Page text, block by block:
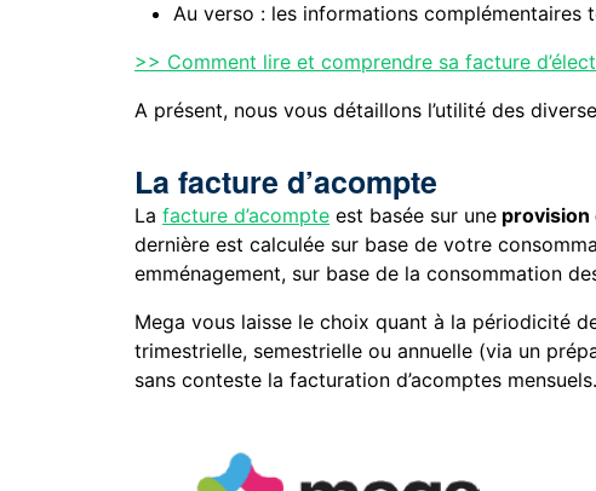
Au verso : les informations complémentaires
>> Comment lire et comprendre sa facture
A présent, nous vous détaillons l’utilité des
La facture d’acompte
Lafacture d’acompte est basée sur une provision
dernière est calculée sur base de votre
emménagement, sur base de la consommation
Mega vous laisse le choix quant à la périodicité
trimestrielle, semestrielle ou annuelle (via un
sans conteste la facturation d’acomptes mensuels.